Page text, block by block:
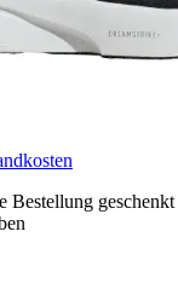
Bestellung geschenkt